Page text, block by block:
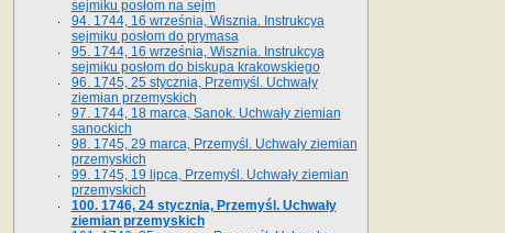
sejmiku posłom na sejm
94. 1744, 16 września, Wisznia. Instrukcya
sejmiku posłom do prymasa
95. 1744, 16 września, Wisznia. Instrukcya
sejmiku posłom do biskupa krakowskiego
96. 1745, 25 stycznia, Przemyśl. Uchwały
ziemian przemyskich
97. 1744, 18 marca, Sanok. Uchwały ziemian
sanockich
98. 1745, 29 marca, Przemyśl. Uchwały ziemian
przemyskich
99. 1745, 19 lipca, Przemyśl. Uchwały ziemian
przemyskich
100. 1746, 24 stycznia, Przemyśl. Uchwały
ziemian przemyskich